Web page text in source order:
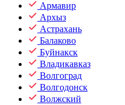
Армавир
Архыз
Астрахань
Балаково
Буйнакск
Владикавказ
Волгоград
Волгодонск
Волжский